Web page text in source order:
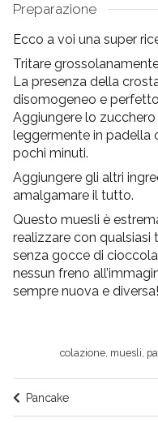
Preparazione
Ecco a voi una super
Tritare
La presenza della
disomogeneo e
Aggiungere lo
leggermente in padella
pochi minuti.
Aggiungere gli altri
amalgamare il tutto.
Questo muesli è
realizzare con
senza gocce di
nessun freno
sempre nuova e diversa!
colazione, muesli,
Pancake